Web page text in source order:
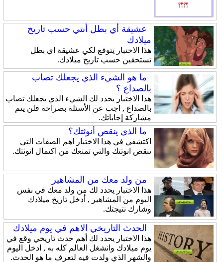
عشيقة أي بطل أنتي حسب تاريخ
ميلادك
هذا الاختبار يتوقع لكي عشيقة اي بطل
تستحقين حسب تاريخ ميلادك.
ما هو الشيء الذي يجعلك تصاب
بالصداع ؟
هذا الاختبار يحدد لك الشيء الذي يجعلك تصاب
بالصداع , اجب عن الأسئلة بصراحة فلن يتم
مشاركة إجاباتك.
ما الذي ينقص أنوثتك؟
اكتشفي في هذا الاختبار اهم الصفات التي
تنقص انوثتك والتي تمنعك من اكتمال انوثتك.
من ولد معك من المشاهير
هذا الاختبار يحدد لك من ولد معك في نفس
اليوم من المشاهير , أدخل تاريخ ميلادك
وشارك نتيجتك.
الحدث التاريخي الاهم في يوم ميلادك
هذا الاختبار يحدد لك أهم حدث تاريخي وقع في
يوم ميلادك وانشغل العالم كله به , ادخل اليوم
والشهر الذي ولدت فيه لتعرف ما هو الحدث.